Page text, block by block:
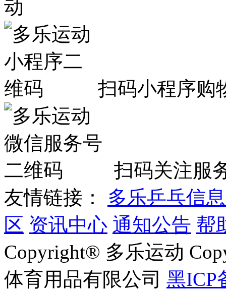
扫码小程序购
扫码关注服
友情链接：
多乐乒乓信
区 资讯中心 通知公告 帮
Copyright® 多乐运动
体育用品有限公司 黑ICP